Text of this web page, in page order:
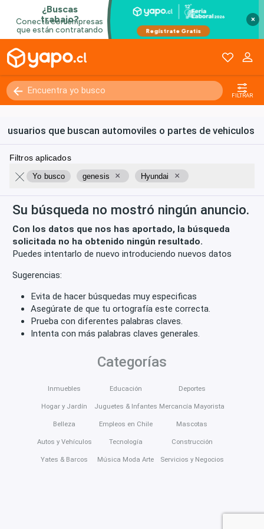
×
FILTRAR
usuarios que buscan automoviles o partes de vehiculos
Filtros aplicados
Yo busco genesis × Hyundai ×
Su búsqueda no mostró ningún anuncio.
Con los datos que nos has aportado, la búsqueda
solicitada no ha obtenido ningún resultado.
Puedes intentarlo de nuevo introduciendo nuevos datos
Sugerencias:
Evita de hacer búsquedas muy especificas
Asegúrate de que tu ortografía este correcta.
Prueba con diferentes palabras claves.
Intenta con más palabras claves generales.
Categorías
Inmuebles
Hogar y Jardín
Belleza
Autos y Vehículos
Yates & Barcos
Educación
Juguetes & Infantes
Empleos en Chile
Tecnología
Música Moda Arte
Deportes
Mercancía Mayorista
Mascotas
Construcción
Servicios y Negocios
Kilómetros 0 - 250000+